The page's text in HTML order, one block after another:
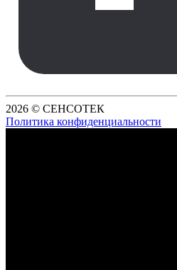
2026 © СЕНСОТЕК
Политика конфиденциальности